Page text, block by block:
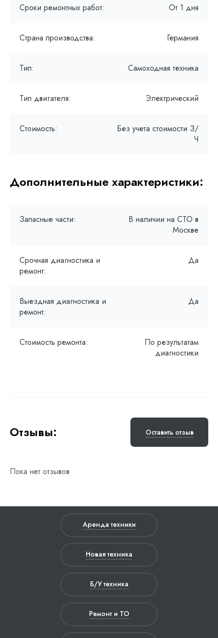
Сроки ремонтных работ: От 1 дня
Страна производства: Германия
Тип: Самоходная техника
Тип двигателя: Электрический
Стоимость:
Без учета стоимости З/
Ч
Дополнительные характеристики:
Запасные части:
В наличии на СТО в
Москве
Срочная диагностика и
ремонт:
Да
Выездная диагностика и
ремонт:
Да
Стоимость ремонта:
По результатам
диагностики
Отзывы: Оставить отзыв
Пока нет отзывов
Аренда техники
Новая техника
Б/У техника
Ремонт и ТО